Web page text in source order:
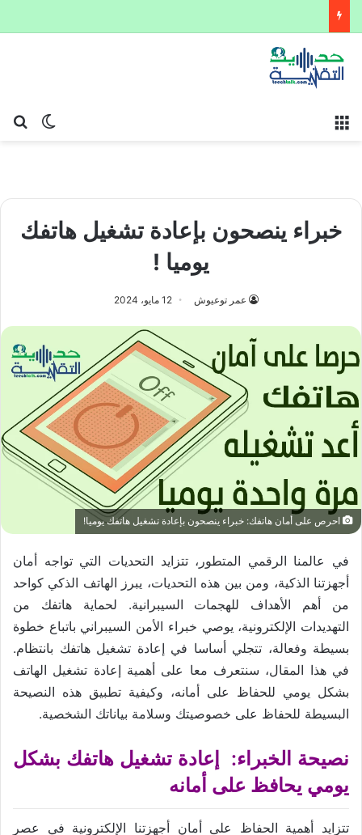
الوضع
خبراء ينصحون بإعادة تشغيل هاتفك
يوميا !
عمر توعيوش 12 مايو، 2024
احرص على أمان هاتفك: خبراء ينصحون بإعادة تشغيل هاتفك يوميا!
في عالمنا الرقمي المتطور، تتزايد التحديات التي تواجه أمان
أجهزتنا الذكية، ومن بين هذه التحديات، يبرز الهاتف الذكي كواحد
من أهم الأهداف للهجمات السيبرانية. لحماية هاتفك من
التهديدات الإلكترونية، يوصي خبراء الأمن السيبراني باتباع خطوة
بسيطة وفعالة، تتجلي أساسا في إعادة تشغيل هاتفك بانتظام.
في هذا المقال، سنتعرف معا على أهمية إعادة تشغيل الهاتف
بشكل يومي للحفاظ على أمانه، وكيفية تطبيق هذه النصيحة
البسيطة للحفاظ على خصوصيتك وسلامة بياناتك الشخصية.
نصيحة الخبراء: إعادة تشغيل هاتفك بشكل
يومي يحافظ على أمانه
تتزايد أهمية الحفاظ على أمان أجهزتنا الإلكترونية في عصر